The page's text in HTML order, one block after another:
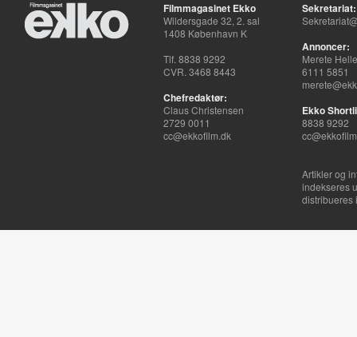
Filmmagasinet Ekko
Wildersgade 32, 2. sal
1408 København K
Tlf. 8838 9292
CVR. 3468 8443
Chefredaktør:
Claus Christensen
2729 0011
cc@ekkofilm.dk
Sekretariat:
Annoncer:
Merete
6111 5851
Ekko
8838 9292
Artikler og
indekseres
distribueres